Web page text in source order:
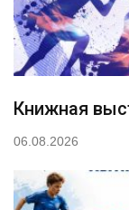
Книжная
06.08.2026